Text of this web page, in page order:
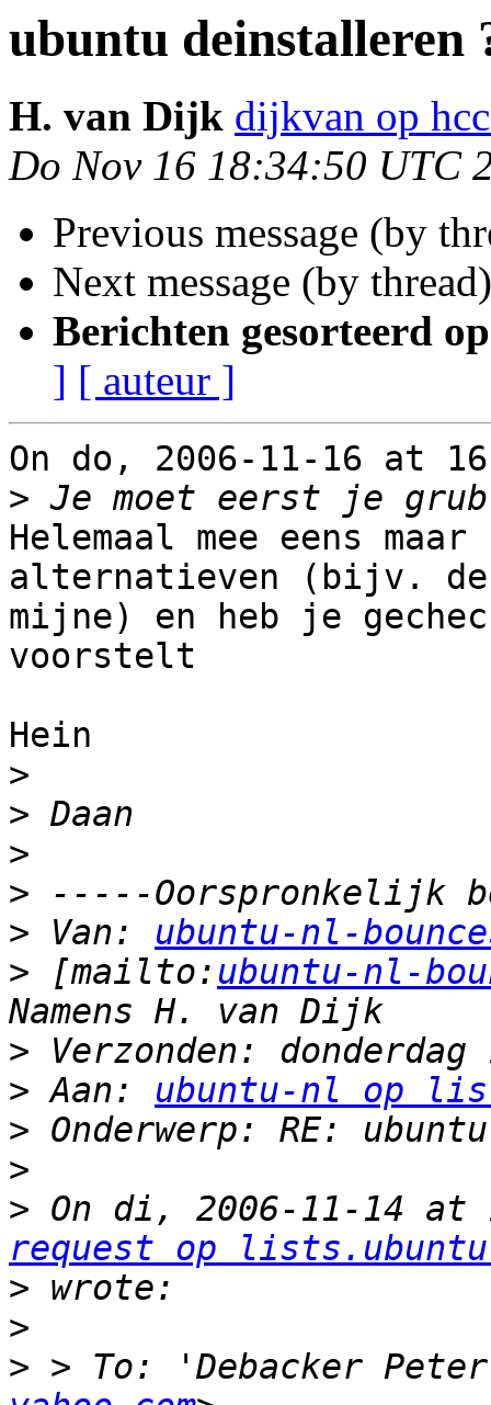
ubuntu deinstalleren
H. van Dijk dijkvan op
Do Nov 16 18:34:50 UTC
Previous message (by
Next message (by
Berichten gesorteerd
] [ auteur ]
On do, 2006-11-16 at
>
Helemaal mee eens
alternatieven (bijv. de
mijne) en heb je
voorstelt
Hein
>
>
>
>
> Van: ubuntu-nl-
> [mailto: ubuntu-nl-
>
> Aan: ubuntu-nl op
>
>
> On di, 2006-11-14 at
request op
>
>
> > To: 'Debacker